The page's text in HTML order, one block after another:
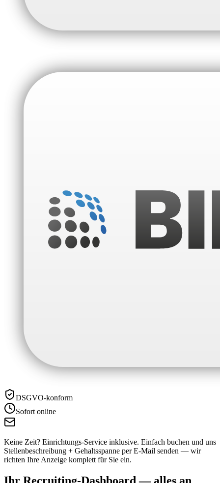
DSGVO-konform
Sofort online
Keine Zeit? Einrichtungs-Service inklusive. Einfach buchen und uns
Stellenbeschreibung + Gehaltsspanne per E-Mail senden — wir
richten Ihre Anzeige komplett für Sie ein.